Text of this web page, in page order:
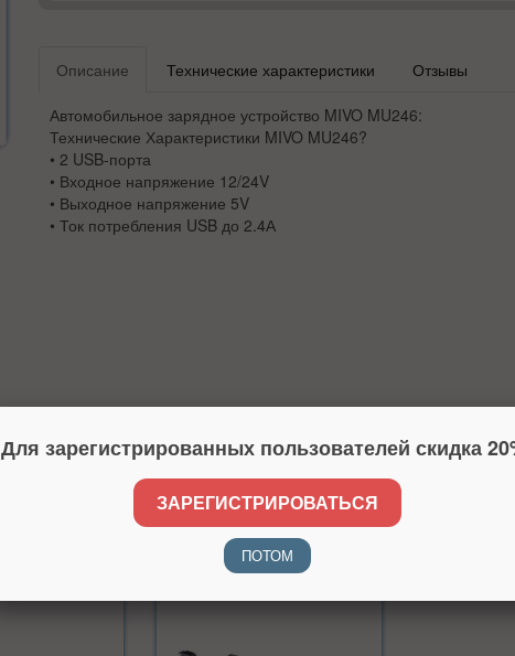
Описание Технические характеристики Отзывы
Автомобильное зарядное устройство MIVO MU246:
Технические Характеристики MIVO MU246?
• 2 USB-порта
• Входное напряжение 12/24V
• Выходное напряжение 5V
• Ток потребления USB до 2.4А
Для зарегистрированных пользователей скидка
ЗАРЕГИСТРИРОВАТЬСЯ
ПОТОМ